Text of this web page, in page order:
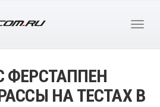
ФЕРСТАППЕН
НА ТЕСТАХ В